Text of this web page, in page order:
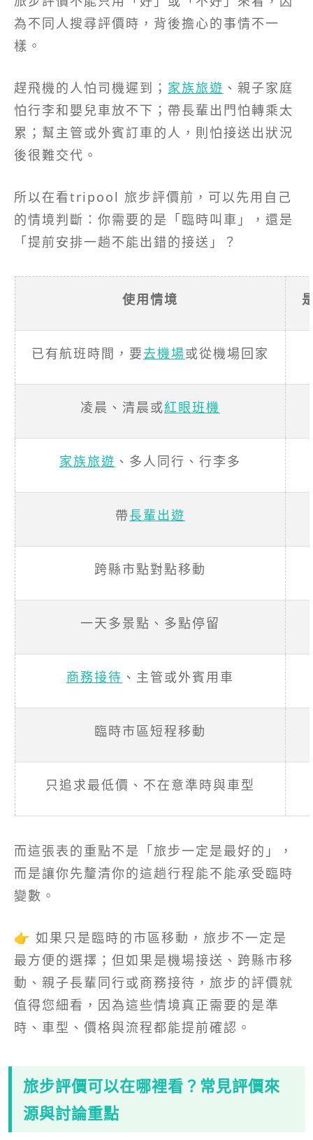
為不同人搜尋評價時，背後擔心的事情不一
樣。
趕飛機的人怕司機遲到； 家族旅遊 、親子家庭
怕行李和嬰兒車放不下；帶長輩出門怕轉乘太
累；幫主管或外賓訂車的人，則怕接送出狀況
後很難交代。
所以在看tripool 旅步評價前，可以先用自己
的情境判斷：你需要的是「臨時叫車」，還是
「提前安排一趟不能出錯的接送」？
使用情境
已有航班時間，要去機場或從機場回家
凌晨、清晨或紅眼班機
家族旅遊 、多人同行、行李多
帶長輩出遊
跨縣市點對點移動
一天多景點、多點停留
商務接待 、主管或外賓用車
臨時市區短程移動
只追求最低價、不在意準時與車型
而這張表的重點不是「旅步一定是最好的」，
而是讓你先釐清你的這趟行程能不能承受臨時
變數。
👉 如果只是臨時的市區移動，旅步不一定是
最方便的選擇；但如果是機場接送、跨縣市移
動、親子長輩同行或商務接待，旅步的評價就
值得您細看，因為這些情境真正需要的是準
時、車型、價格與流程都能提前確認。
旅步評價可以在哪裡看？常見評價來
源與討論重點